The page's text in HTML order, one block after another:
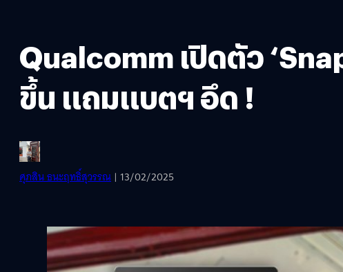
Qualcomm เปิดตัว
ขึ้น แถมแบตฯ อึด !
ศุภสิน ธนะฤทธิ์สุวรรณ | 13/02/2025